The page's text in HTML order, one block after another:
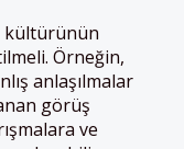
kültürünün
Örneğin,
anlaşılmalar
görüş
ve